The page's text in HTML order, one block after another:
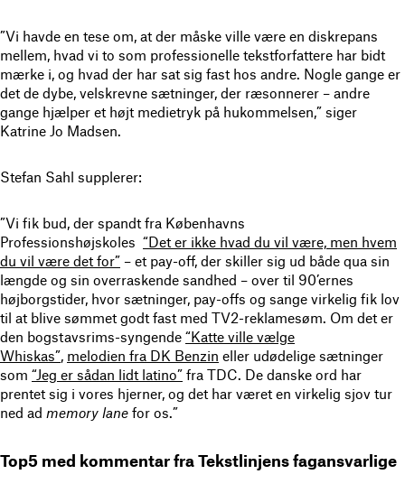
”Vi havde en tese om, at der måske ville være en diskrepans
mellem, hvad vi to som professionelle tekstforfattere har bidt
mærke i, og hvad der har sat sig fast hos andre. Nogle gange er
det de dybe, velskrevne sætninger, der ræsonnerer – andre
gange hjælper et højt medietryk på hukommelsen,” siger
Katrine Jo Madsen.
Stefan Sahl supplerer:
”Vi fik bud, der spandt fra Københavns
Professionshøjskoles “Det er ikke hvad du vil være, men hvem
du vil være det for” – et pay-off, der skiller sig ud både qua sin
længde og sin overraskende sandhed – over til 90’ernes
højborgstider, hvor sætninger, pay-offs og sange virkelig fik lov
til at blive sømmet godt fast med TV2-reklamesøm. Om det er
den bogstavsrims-syngende “Katte ville vælge
Whiskas” melodien fra DK Benzin eller udødelige sætninger
som “Jeg er sådan lidt latino” fra TDC. De danske ord har
prentet sig i vores hjerner, og det har været en virkelig sjov tur
ned ad memory lane for os.”
Top5 med kommentar fra Tekstlinjens fagansvarlige